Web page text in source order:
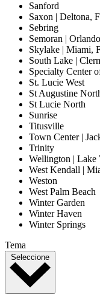
Sanford
Saxon | Deltona,
Sebring
Semoran |
Skylake | Miami,
South Lake |
Specialty Center
St. Lucie West
St Augustine
St Lucie North
Sunrise
Titusville
Town Center |
Trinity
Wellington | Lake
West Kendall |
Weston
West Palm Beach
Winter Garden
Winter Haven
Winter Springs
Tema
Seleccione